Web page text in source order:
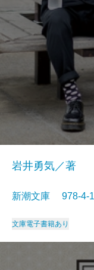
岩井勇気／著
新潮文庫 978-4-
文庫電子書籍あり